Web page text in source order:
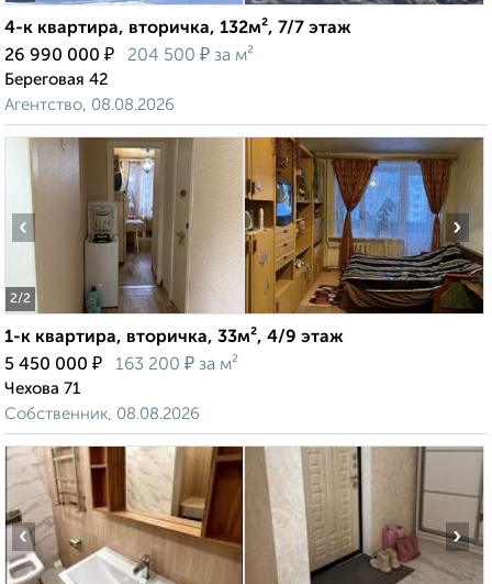
4-к квартира, вторичка, 132м², 7/7 этаж
26 990 000 ₽ 204 500 ₽ за м²
Береговая 42
Агентство, 08.08.2026
2/2
‹ ›
1-к квартира, вторичка, 33м², 4/9 этаж
5 450 000 ₽ 163 200 ₽ за м²
Чехова 71
Собственник, 08.08.2026
‹ ›